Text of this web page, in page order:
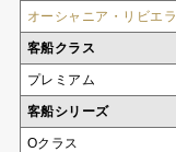
オーシャニア・リビエラ
客船クラス
プレミアム
客船シリーズ
Oクラス